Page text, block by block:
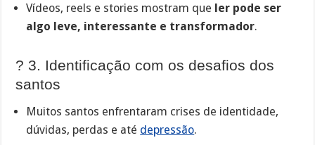
Vídeos, reels e stories mostram que ler pode ser
algo leve, interessante e transformador.
? 3. Identificação com os desafios dos
santos
Muitos santos enfrentaram crises de identidade,
dúvidas, perdas e até depressão.